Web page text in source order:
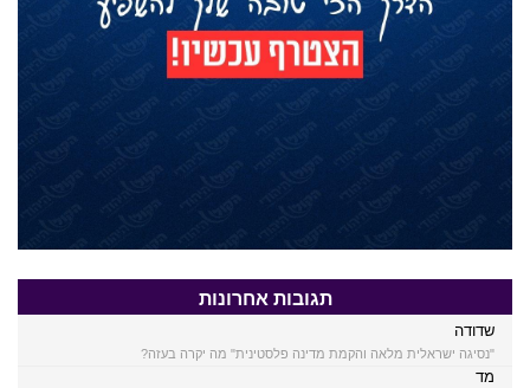
תגובות אחרונות
שדודה
"נסיגה ישראלית מלאה והקמת מדינה פלסטינית" מה יקרה בעזה?
מד